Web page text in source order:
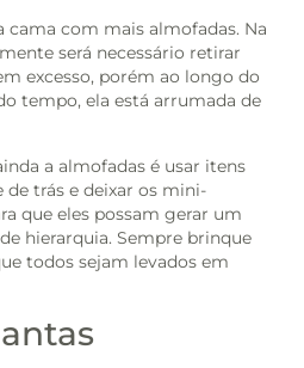
cama com mais almofadas. Na
será necessário retirar
excesso, porém ao longo do
tempo, ela está arrumada de
a almofadas é usar itens
trás e deixar os mini-
que eles possam gerar um
hierarquia. Sempre brinque
todos sejam levados em